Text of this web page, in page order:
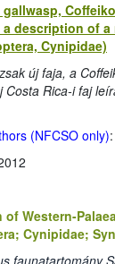
description of
Cynipidae)
új faja, a
Costa Rica-i faj
(NFCSO only):
Western-
Cynipidae;